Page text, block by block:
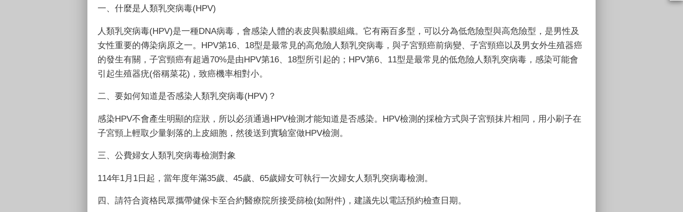
一、什麼是人類乳突病毒(HPV)
人類乳突病毒(HPV)是一種DNA病毒，會感染人體的表皮與黏膜組織。它有兩百多型，可以分為低危險型與高危險型，是男性及
女性重要的傳染病原之一。 HPV第16 18型是最常見的高危險人類乳突病毒，與子宮頸癌前病變、子宮頸癌以及男女外生殖器癌
的發生有關，子宮頸癌有超過70%是由HPV第16 18型所引起的； HPV第6 11型是最常見的低危險人類乳突病毒，感染可能會
引起生殖器疣(俗稱菜花) ，致癌機率相對小。
二、要如何知道是否感染人類乳突病毒(HPV) ？
感染HPV不會產生明顯的症狀，所以必須通過HPV檢測才能知道是否感染。 HPV檢測的採檢方式與子宮頸抹片相同，用小刷子在
子宮頸上輕取少量剝落的上皮細胞，然後送到實驗室做HPV檢測。
三、公費婦女人類乳突病毒檢測對象
114年1 月 1 日起，當年度年滿35歲、 45歲、 65歲婦女可執行一次婦女人類乳突病毒檢測。
四、請符合資格民眾攜帶健保卡至合約醫療院所接受篩檢(如附件) ，建議先以電話預約檢查日期。